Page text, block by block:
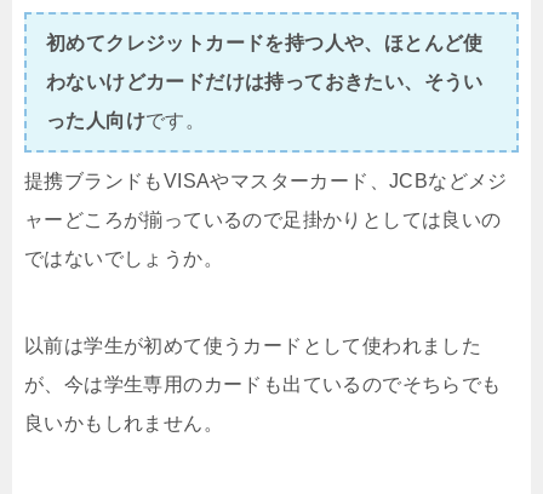
初めてクレジットカードを持つ人や、ほとんど使
わないけどカードだけは持っておきたい、そうい
った人向けです。
提携ブランドもVISAやマスターカード、JCBなどメジ
ャーどころが揃っているので足掛かりとしては良いの
ではないでしょうか。
以前は学生が初めて使うカードとして使われました
が、今は学生専用のカードも出ているのでそちらでも
良いかもしれません。